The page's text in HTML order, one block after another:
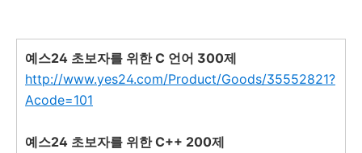
예스24 초보자를 위한 C 언어 300제
http://www.yes24.com/Product/Goods/35552821?
Acode=101
예스24 초보자를 위한 C++ 200제